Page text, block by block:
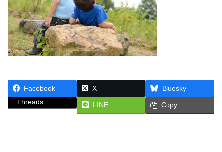
Facebook X
Bluesky
Threads
LINE Copy